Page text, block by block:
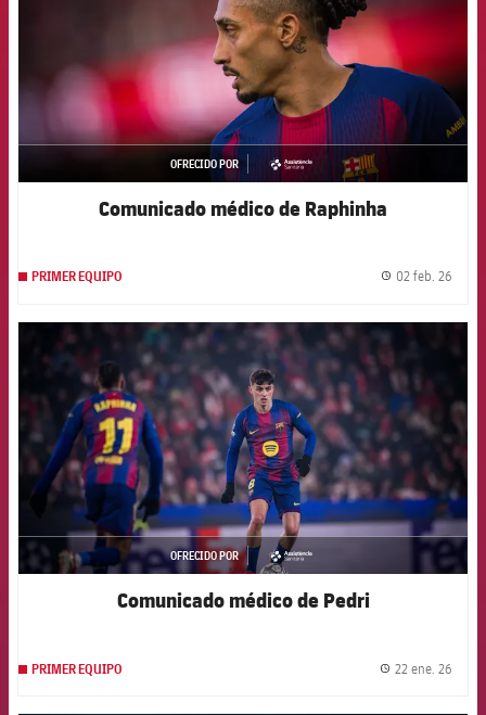
OFRECIDO POR
asistencia
Comunicado médico de Raphinha
PRIMER EQUIPO 02 feb. 26
FCB Barcelona badge
OFRECIDO POR
asistencia
Comunicado médico de Pedri
PRIMER EQUIPO 22 ene. 26